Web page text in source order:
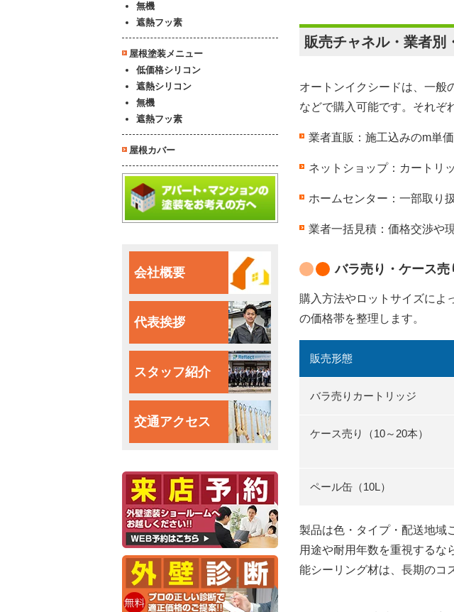
販売チャネル・業者別
オートンイクシードは、一般
などで購入可能です。それぞ
業者直販：施工込みのm単
ネットショップ：カートリ
ホームセンター：一部取り
業者一括見積：価格交渉や
バラ売り・ケース
購入方法やロットサイズによ
の価格帯を整理します。
販売形態
バラ売りカートリッジ
ケース売り（10～20本）
ペール缶（10L）
製品は色・タイプ・配送地域
用途や耐用年数を重視するな
能シーリング材は、長期のコ
無機
遮熱フッ素
屋根塗装メニュー
低価格シリコン
遮熱シリコン
無機
遮熱フッ素
屋根カバー
会社概要
代表挨拶
スタッフ紹介
交通アクセス